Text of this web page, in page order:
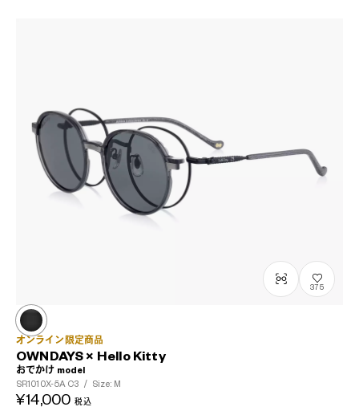
375
オンライン限定商品
OWNDAYS × Hello Kitty
おでかけ model
SR1010X-5A C3 / Size: M
¥14,000 税込